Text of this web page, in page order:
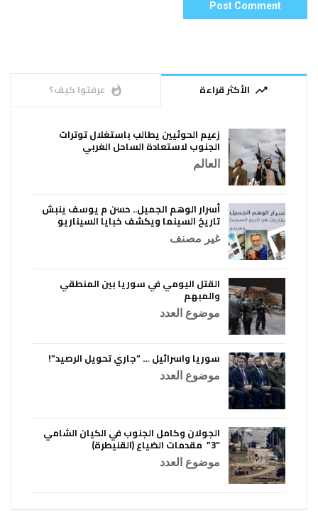
trending_up الأكثر قراءة whatshot عرفتوا كيف؟
زعيم الحوثيين يطالب باستغلال توترات
الجنوب لاستعادة الساحل الغربي
العالم
أسرار الوهم الجميل.. حسن م يوسف ينبش
تاريخ السينما ويكشف خبايا السيناريو
غير مصنف
القتل اليومي في سوريا بين المنطقي
والمبهم
موضوع العدد
سوريا واسرائيل … “جاري تحويل الرصيد”!
موضوع العدد
الجولان وكامل الجنوب في الكيان الشامي
“3” مقدمات الضياع (القنيطرة)
موضوع العدد